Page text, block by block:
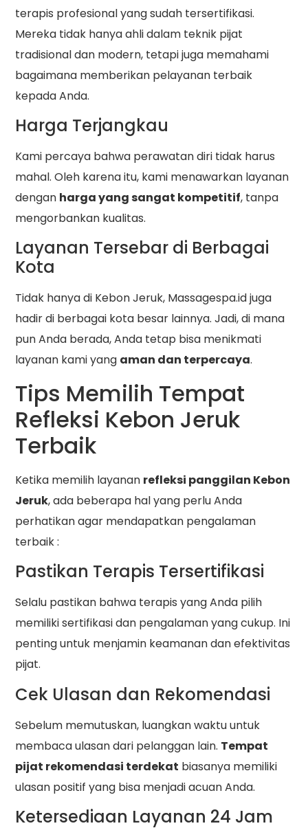
terapis profesional yang sudah tersertifikasi.
Mereka tidak hanya ahli dalam teknik pijat
tradisional dan modern, tetapi juga memahami
bagaimana memberikan pelayanan terbaik
kepada Anda.
Harga Terjangkau
Kami percaya bahwa perawatan diri tidak harus
mahal. Oleh karena itu, kami menawarkan layanan
dengan harga yang sangat kompetitif, tanpa
mengorbankan kualitas.
Layanan Tersebar di Berbagai
Kota
Tidak hanya di Kebon Jeruk, Massagespa.id juga
hadir di berbagai kota besar lainnya. Jadi, di mana
pun Anda berada, Anda tetap bisa menikmati
layanan kami yang aman dan terpercaya.
Tips Memilih Tempat
Refleksi Kebon Jeruk
Terbaik
Ketika memilih layanan refleksi panggilan Kebon
Jeruk, ada beberapa hal yang perlu Anda
perhatikan agar mendapatkan pengalaman
terbaik :
Pastikan Terapis Tersertifikasi
Selalu pastikan bahwa terapis yang Anda pilih
memiliki sertifikasi dan pengalaman yang cukup. Ini
penting untuk menjamin keamanan dan efektivitas
pijat.
Cek Ulasan dan Rekomendasi
Sebelum memutuskan, luangkan waktu untuk
membaca ulasan dari pelanggan lain. Tempat
pijat rekomendasi terdekat biasanya memiliki
ulasan positif yang bisa menjadi acuan Anda.
Ketersediaan Layanan 24 Jam